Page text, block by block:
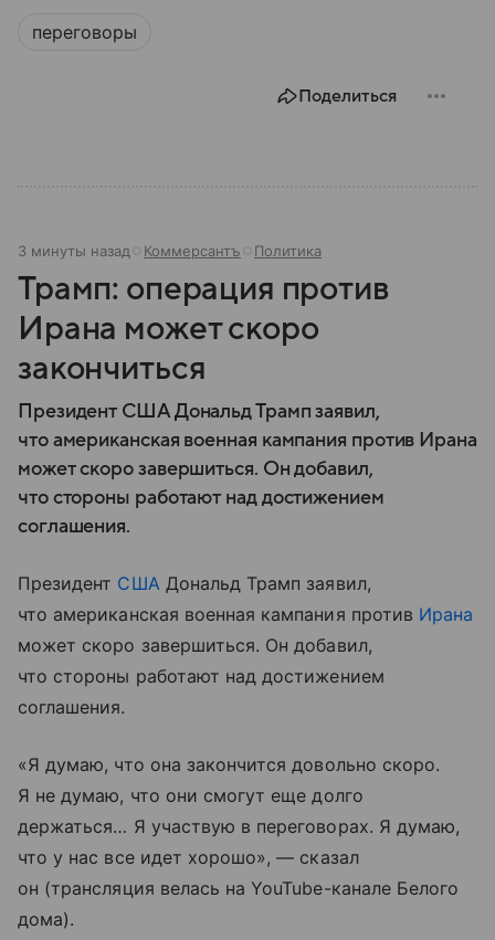
переговоры
Поделиться
3 минуты назад Коммерсантъ Политика
Трамп: операция против
Ирана может скоро
закончиться
Президент США Дональд Трамп заявил,
что американская военная кампания против Ирана
может скоро завершиться. Он добавил,
что стороны работают над достижением
соглашения.
Президент США Дональд Трамп заявил,
что американская военная кампания против Ирана
может скоро завершиться. Он добавил,
что стороны работают над достижением
соглашения.
«Я думаю, что она закончится довольно скоро.
Я не думаю, что они смогут еще долго
держаться… Я участвую в переговорах. Я думаю,
что у нас все идет хорошо», — сказал
он (трансляция велась на YouTube-канале Белого
дома).